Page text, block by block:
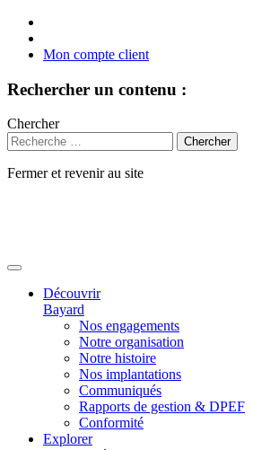
Mon compte client
Rechercher un contenu :
Chercher
Fermer et revenir au site
Découvrir
Bayard
Nos engagements
Notre organisation
Notre histoire
Nos implantations
Communiqués
Rapports de gestion & DPEF
Conformité
Explorer